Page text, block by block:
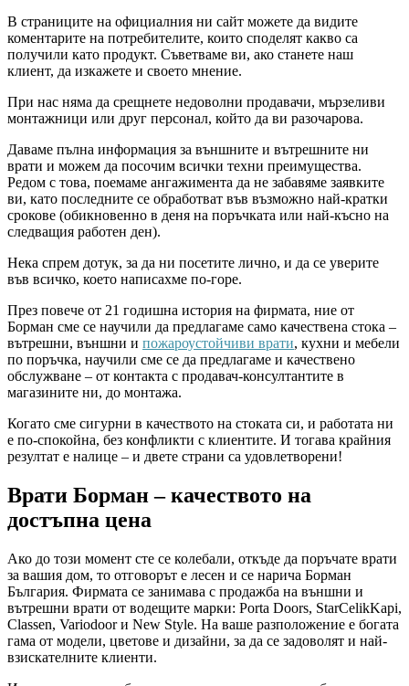
В страниците на официалния ни сайт можете да видите
коментарите на потребителите, които споделят какво са
получили като продукт. Съветваме ви, ако станете наш
клиент, да изкажете и своето мнение.
При нас няма да срещнете недоволни продавачи, мързеливи
монтажници или друг персонал, който да ви разочарова.
Даваме пълна информация за външните и вътрешните ни
врати и можем да посочим всички техни преимущества.
Редом с това, поемаме ангажимента да не забавяме заявките
ви, като последните се обработват във възможно най-кратки
срокове (обикновенно в деня на поръчката или най-късно на
следващия работен ден).
Нека спрем дотук, за да ни посетите лично, и да се уверите
във всичко, което написахме по-горе.
През повече от 21 годишна история на фирмата, ние от
Борман сме се научили да предлагаме само качествена стока –
вътрешни, външни и пожароустойчиви врати, кухни и мебели
по поръчка, научили сме се да предлагаме и качествено
обслужване – от контакта с продавач-консултантите в
магазините ни, до монтажа.
Когато сме сигурни в качеството на стоката си, и работата ни
е по-спокойна, без конфликти с клиентите. И тогава крайния
резултат е налице – и двете страни са удовлетворени!
Врати Борман – качеството на
достъпна цена
Ако до този момент сте се колебали, откъде да поръчате врати
за вашия дом, то отговорът е лесен и се нарича Борман
България. Фирмата се занимава с продажба на външни и
вътрешни врати от водещите марки: Porta Doors, StarCelikKapi,
Classen, Variodoor и New Style. На ваше разположение е богата
гама от модели, цветове и дизайни, за да се задоволят и най-
взискателните клиенти.